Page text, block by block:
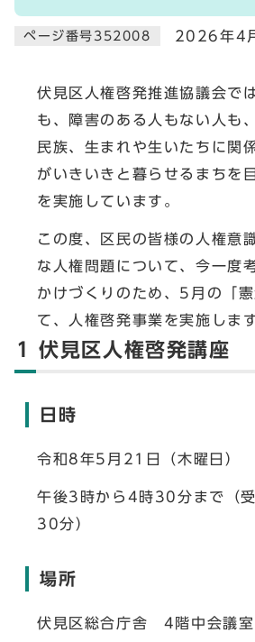
ページ番号352008 2026年4
伏見区人権啓発推進協議会で
も、障害のある人もない人も
民族、生まれや生いたちに関
がいきいきと暮らせるまちを
を実施しています。
この度、区民の皆様の人権意
な人権問題について、今一度
かけづくりのため、5月の「
て、人権啓発事業を実施します
1 伏見区人権啓発講座
日時
令和8年5月21日（木曜日）
午後3時から4時30分まで（
30分）
場所
伏見区総合庁舎 4階中会議